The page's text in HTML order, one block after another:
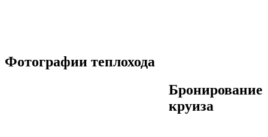
Фотографии теплохода
Бронирование
круиза